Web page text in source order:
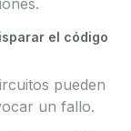
el código
pueden
un fallo.